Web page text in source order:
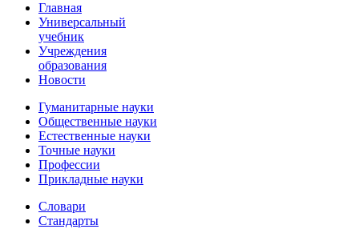
Главная
Универсальный
учебник
Учреждения
образования
Новости
Гуманитарные науки
Общественные науки
Естественные науки
Точные науки
Профессии
Прикладные науки
Словари
Стандарты